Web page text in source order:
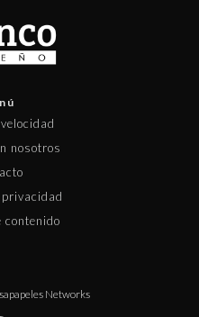
nosotros
contenido
Networks